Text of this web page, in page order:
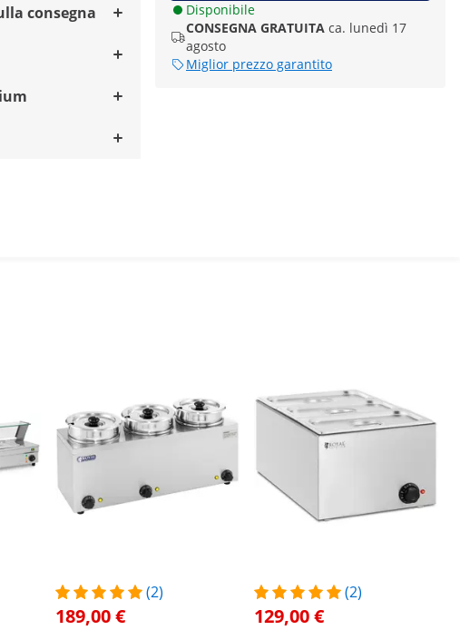
Disponibile
CONSEGNA GRATUITA ca. lunedì 17
agosto
Miglior prezzo garantito
consegna
(2)
189,00 €
(2)
129,00 €